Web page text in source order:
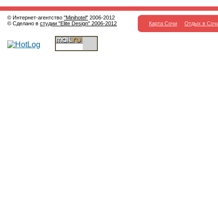
© Интернет-агентство "Minihotel" 2006-2012
© Сделано в студии "Elite Design" 2006-2012 Карта Сочи Отдых в